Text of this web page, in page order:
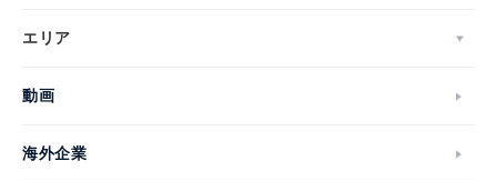
エリア
動画
海外企業